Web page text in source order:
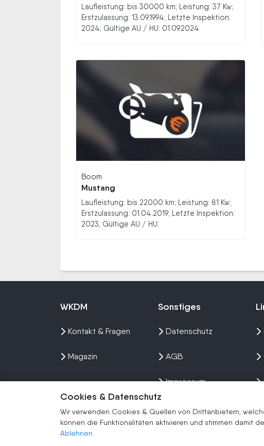
Laufleistung: bis 30000 km; Leistung: 37 Kw;
Erstzulassung: 13.09.1994; Letzte Inspektion:
2024; Gültige AU / HU: 01.09.2024
Boom
Mustang
Laufleistung: bis 22000 km; Leistung: 81 Kw;
Erstzulassung: 01.04.2019; Letzte Inspektion:
2023; Gültige AU / HU:
Cookies & Datenschutz
Wir verwenden Cookies & Quellen von Drittanbietern,
können die Funktionalitäten aktivieren und stimmen damit
Ablehnen
WKDM
Kontakt & Fragen
Magazin
Sonstiges
Datenschutz
AGB
Impressum
Sitemap